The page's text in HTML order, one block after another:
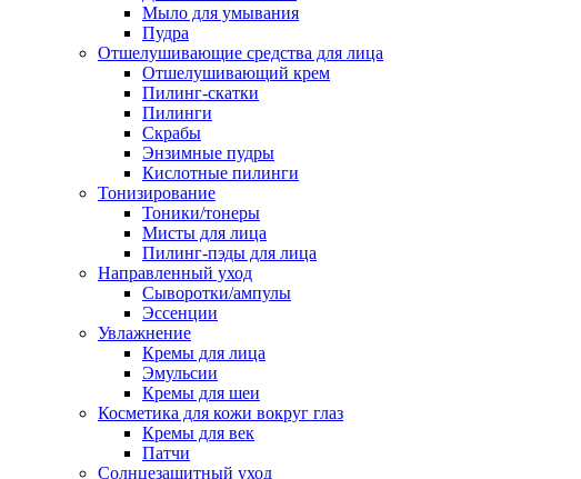
Мыло для умывания
Пудра
Отшелушивающие средства для лица
Отшелушивающий крем
Пилинг-скатки
Пилинги
Скрабы
Энзимные пудры
Кислотные пилинги
Тонизирование
Тоники/тонеры
Мисты для лица
Пилинг-пэды для лица
Направленный уход
Сыворотки/ампулы
Эссенции
Увлажнение
Кремы для лица
Эмульсии
Кремы для шеи
Косметика для кожи вокруг глаз
Кремы для век
Патчи
Солнцезащитный уход